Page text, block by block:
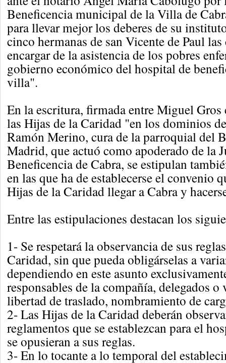
Beneficencia municipal de la Villa de
para llevar mejor los deberes de su
cinco hermanas de san Vicente de Paul las
encargar de la asistencia de los pobres
gobierno económico del hospital de
villa".
En la escritura, firmada entre Miguel
las Hijas de la Caridad "en los dominios
Ramón Merino, cura de la parroquial del
Madrid, que actuó como apoderado de la
Beneficencia de Cabra, se estipulan
en las que ha de establecerse el convenio
Hijas de la Caridad llegar a Cabra y
Entre las estipulaciones destacan los
1- Se respetará la observancia de sus
Caridad, sin que pueda obligárselas a
dependiendo en este asunto
responsables de la compañía, delegados
libertad de traslado, nombramiento de
2- Las Hijas de la Caridad deberán
reglamentos que se establezcan para el
se opusieran a sus reglas.
3- En lo tocante a lo temporal del